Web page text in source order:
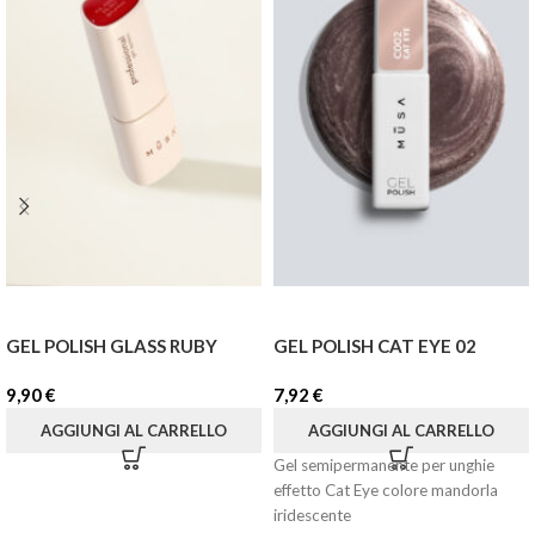
GEL POLISH GLASS RUBY
9,90€
AGGIUNGI AL CARRELLO
GEL POLISH CAT EYE 02
7,92 €
AGGIUNGI AL CARRELLO
Gel semipermanente per unghie
effetto Cat Eye colore mandorla
iridescente